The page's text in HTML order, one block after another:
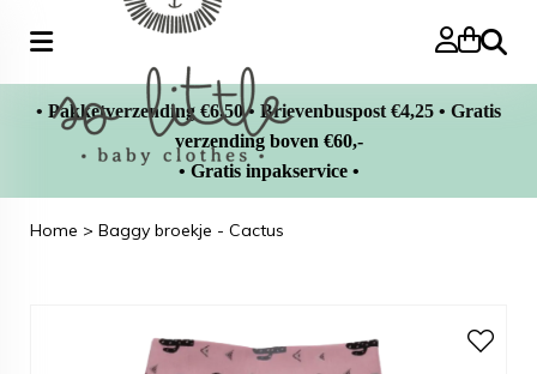
Zoeken
• Pakketverzending €6,50 • Brievenbuspost €4,25 • Gratis
verzending boven €60,-
• Gratis inpakservice •
Home > Baggy broekje - Cactus